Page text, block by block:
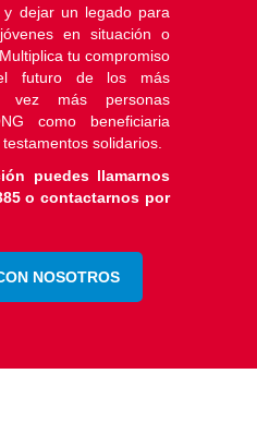
y dejar un legado para
en situación o
tu compromiso
futuro de los más
vez más personas
como beneficiaria
solidarios.
puedes llamarnos
o contactarnos por
NOSOTROS